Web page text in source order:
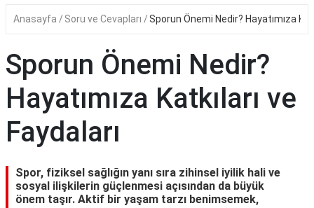
Anasayfa Soru ve Cevapları Sporun Önemi Nedir? Hayatımıza
Sporun Önemi Nedir?
Hayatımıza Katkıları ve
Faydaları
Spor, fiziksel sağlığın yanı sıra zihinsel iyilik hali ve
sosyal ilişkilerin güçlenmesi açısından da büyük
önem taşır. Aktif bir yaşam tarzı benimsemek,